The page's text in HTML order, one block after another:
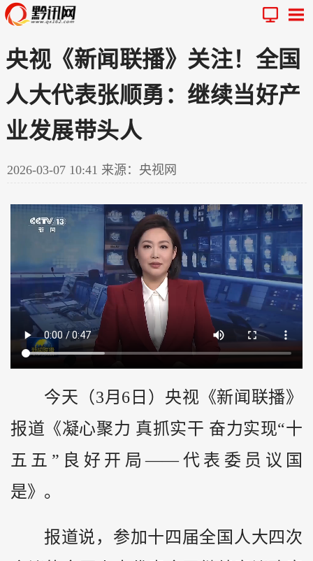
央视《新闻联播》关注！全国
人大代表张顺勇：继续当好产
业发展带头人
2026-03-07 10:41 来源：央视网
今天（3月6日）央视《新闻联播》
报道《凝心聚力 真抓实干 奋力实现“十
五五”良好开局——代表委员议国
是》。
报道说，参加十四届全国人大四次